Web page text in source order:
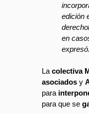
edición
en
expresó.
La colectiva
asociados y
para
para que se